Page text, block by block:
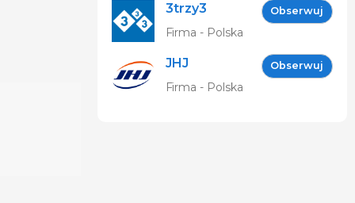
3trzy3 Obserwuj
Firma - Polska
JHJ Obserwuj
Firma - Polska